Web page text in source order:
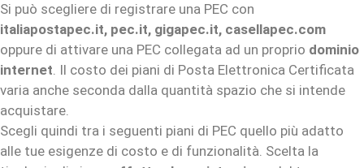
Si può scegliere di registrare una PEC con
italiapostapec.it, pec.it, gigapec.it, casellapec.com
oppure di attivare una PEC collegata ad un proprio dominio
internet. Il costo dei piani di Posta Elettronica Certificata
varia anche seconda dalla quantità spazio che si intende
acquistare.
Scegli quindi tra i seguenti piani di PEC quello più adatto
alle tue esigenze di costo e di funzionalità. Scelta la